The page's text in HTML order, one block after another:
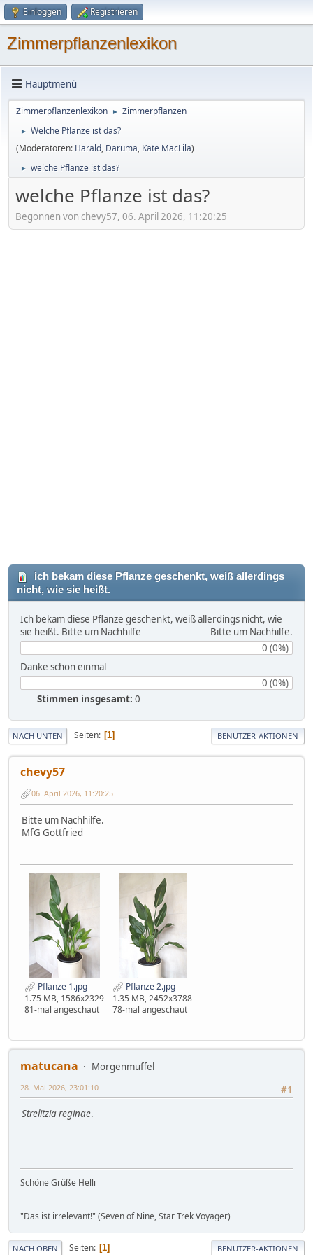
Einloggen Registrieren
Zimmerpflanzenlexikon
Hauptmenü
Zimmerpflanzenlexikon ► Zimmerpflanzen
►
Welche Pflanze ist das?
(Moderatoren: Harald, Daruma, Kate MacLila)
► welche Pflanze ist das?
welche Pflanze ist das?
Begonnen von chevy57, 06. April 2026, 11:20:25
ich bekam diese Pflanze geschenkt, weiß allerdings
nicht, wie sie heißt.
Ich bekam diese Pflanze geschenkt, weiß allerdings nicht, wie
sie heißt. Bitte um Nachhilfe Bitte um Nachhilfe.
0 (0%)
Danke schon einmal
0 (0%)
Stimmen insgesamt: 0
NACH UNTEN Seiten 1 BENUTZER-AKTIONEN
chevy57
06. April 2026, 11:20:25
Bitte um Nachhilfe.
MfG Gottfried
Pflanze 1.jpg
1.75 MB, 1586x2329
81-mal angeschaut
Pflanze 2.jpg
1.35 MB, 2452x3788
78-mal angeschaut
matucana
Morgenmuffel
#1
28. Mai 2026, 23:01:10
Strelitzia reginae.
Schöne Grüße Helli
"Das ist irrelevant!" (Seven of Nine, Star Trek Voyager)
NACH OBEN Seiten 1 BENUTZER-AKTIONEN